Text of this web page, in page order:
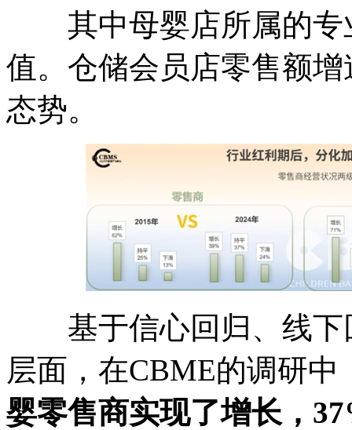
其中母婴店所属的专
值。仓储会员店零售额
态势。
基于信心回归、线下
层面，在CBME的调研中
婴零售商实现了增长，